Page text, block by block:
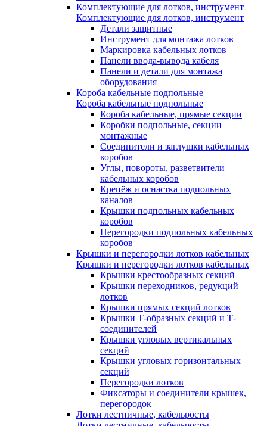
Комплектующие для лотков, инструмент
Комплектующие для лотков, инструмент
Детали защитные
Инструмент для монтажа лотков
Маркировка кабельных лотков
Панели ввода-вывода кабеля
Панели и детали для монтажа
оборудования
Короба кабельные подпольные
Короба кабельные подпольные
Короба кабельные, прямые секции
Коробки подпольные, секции
монтажные
Соединители и заглушки кабельных
коробов
Углы, повороты, разветвители
кабельных коробов
Крепёж и оснастка подпольных
каналов
Крышки подпольных кабельных
коробов
Перегородки подпольных кабельных
коробов
Крышки и перегородки лотков кабельных
Крышки и перегородки лотков кабельных
Крышки крестообразных секций
Крышки переходников, редукций
лотков
Крышки прямых секций лотков
Крышки Т-образных секций и Т-
соединителей
Крышки угловых вертикальных
секций
Крышки угловых горизонтальных
секций
Перегородки лотков
Фиксаторы и соединители крышек,
перегородок
Лотки лестничные, кабельросты